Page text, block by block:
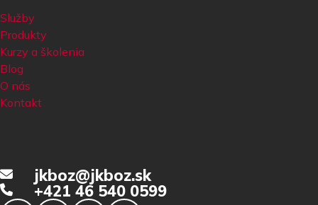
Služby
Produkty
Kurzy a školenia
Blog
O nás
Kontakt
jkboz@jkboz.sk
+421 46 540 0599